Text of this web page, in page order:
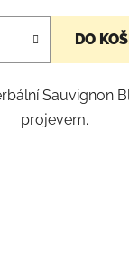
DO
Sauvignon
projevem.